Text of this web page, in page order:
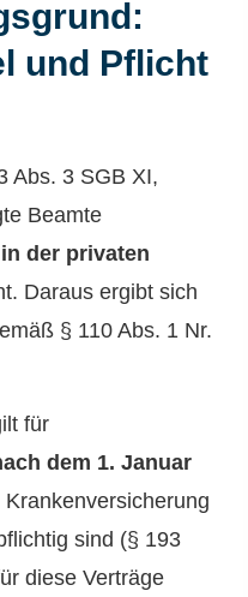
und Pflicht
Abs. 3 SGB XI,
Beamte
der privaten
Daraus ergibt sich
§ 110 Abs. 1 Nr.
für
dem 1. Januar
sind (§ 193
diese Verträge